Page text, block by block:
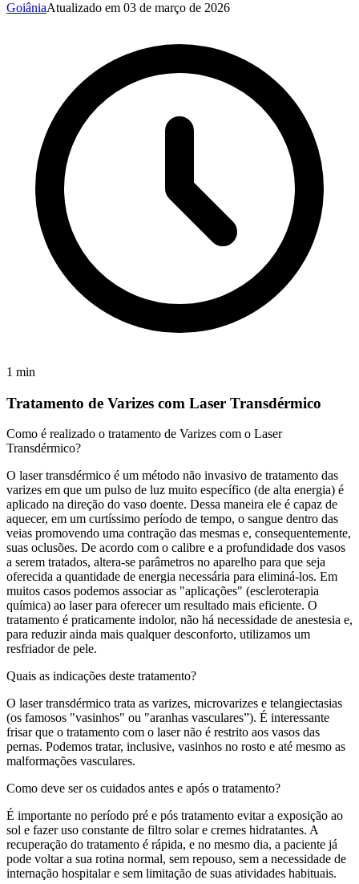
GoiâniaAtualizado em 03 de março de 2026
1 min
Tratamento de Varizes com Laser Transdérmico
Como é realizado o tratamento de Varizes com o Laser
Transdérmico?
O laser transdérmico é um método não invasivo de tratamento das
varizes em que um pulso de luz muito específico (de alta energia) é
aplicado na direção do vaso doente. Dessa maneira ele é capaz de
aquecer, em um curtíssimo período de tempo, o sangue dentro das
veias promovendo uma contração das mesmas e, consequentemente,
suas oclusões. De acordo com o calibre e a profundidade dos vasos
a serem tratados, altera-se parâmetros no aparelho para que seja
oferecida a quantidade de energia necessária para eliminá-los. Em
muitos casos podemos associar as "aplicações" (escleroterapia
química) ao laser para oferecer um resultado mais eficiente. O
tratamento é praticamente indolor, não há necessidade de anestesia e,
para reduzir ainda mais qualquer desconforto, utilizamos um
resfriador de pele.
Quais as indicações deste tratamento?
O laser transdérmico trata as varizes, microvarizes e telangiectasias
(os famosos "vasinhos" ou "aranhas vasculares”). É interessante
frisar que o tratamento com o laser não é restrito aos vasos das
pernas. Podemos tratar, inclusive, vasinhos no rosto e até mesmo as
malformações vasculares.
Como deve ser os cuidados antes e após o tratamento?
É importante no período pré e pós tratamento evitar a exposição ao
sol e fazer uso constante de filtro solar e cremes hidratantes. A
recuperação do tratamento é rápida, e no mesmo dia, a paciente já
pode voltar a sua rotina normal, sem repouso, sem a necessidade de
internação hospitalar e sem limitação de suas atividades habituais.